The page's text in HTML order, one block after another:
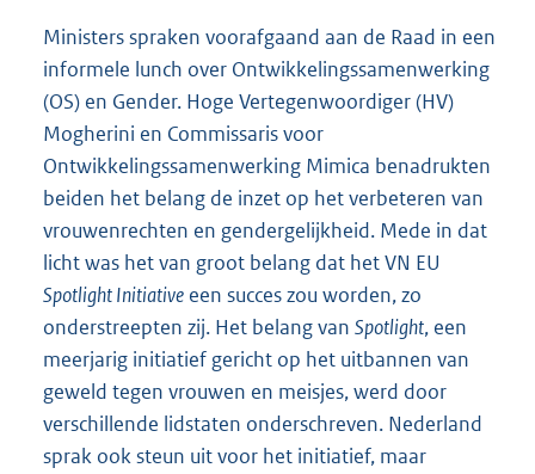
Ministers spraken voorafgaand aan de Raad in een
informele lunch over Ontwikkelingssamenwerking
(OS) en Gender. Hoge Vertegenwoordiger (HV)
Mogherini en Commissaris voor
Ontwikkelingssamenwerking Mimica benadrukten
beiden het belang de inzet op het verbeteren van
vrouwenrechten en gendergelijkheid. Mede in dat
licht was het van groot belang dat het VN EU
Spotlight Initiative een succes zou worden, zo
onderstreepten zij. Het belang van Spotlight, een
meerjarig initiatief gericht op het uitbannen van
geweld tegen vrouwen en meisjes, werd door
verschillende lidstaten onderschreven. Nederland
sprak ook steun uit voor het initiatief, maar